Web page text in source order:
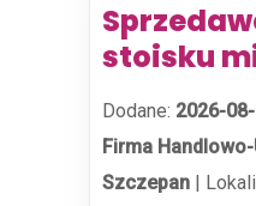
stoisku
Dodane: 2026-
Firma
Szczepan |